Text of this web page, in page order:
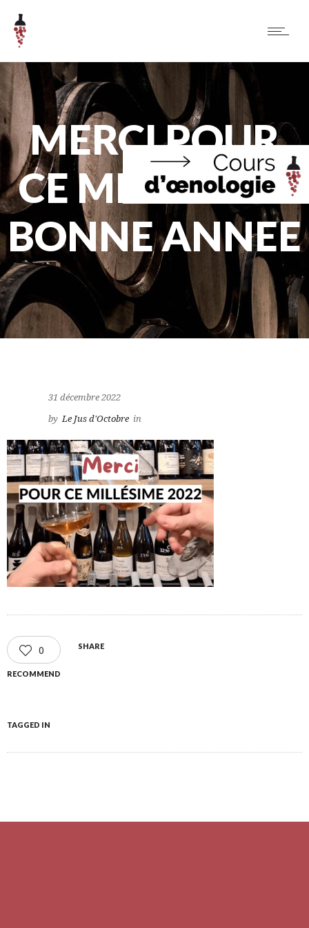
MERCI POUR
CE MILLESIME
BONNE ANNEE
31 décembre 2022
by Le Jus d'Octobre in
0
RECOMMEND
SHARE
TAGGED IN